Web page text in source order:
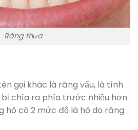
Răng thưa
gọi khác là răng vẩu, là tình
chìa ra phía trước nhiều hơn
hô có 2 mức độ là hô do răng